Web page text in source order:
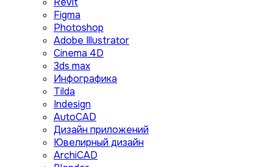
Figma
Photoshop
Adobe Illustrator
Сinema 4D
3ds max
Инфографика
Tilda
Indesign
AutoCAD
Дизайн приложений
Ювелирный дизайн
ArchiCAD